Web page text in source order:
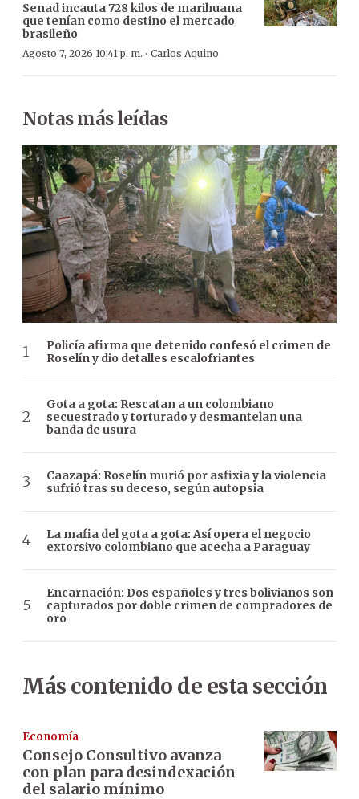
Senad incauta 728 kilos de marihuana
que tenían como destino el mercado
brasileño
Agosto 7, 2026 10:41 p. m. · Carlos Aquino
Notas más leídas
Policía afirma que detenido confesó el crimen de
Roselín y dio detalles escalofriantes
Gota a gota: Rescatan a un colombiano
secuestrado y torturado y desmantelan una
banda de usura
Caazapá: Roselín murió por asfixia y la violencia
sufrió tras su deceso, según autopsia
La mafia del gota a gota: Así opera el negocio
extorsivo colombiano que acecha a Paraguay
Encarnación: Dos españoles y tres bolivianos son
capturados por doble crimen de compradores de
oro
Más contenido de esta sección
Economía
Consejo Consultivo avanza
con plan para desindexación
del salario mínimo